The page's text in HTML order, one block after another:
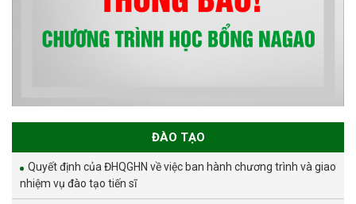
ĐÀO TẠO
Quyết định của ĐHQGHN về việc ban hành chương trình và giao
nhiệm vụ đào tạo tiến sĩ